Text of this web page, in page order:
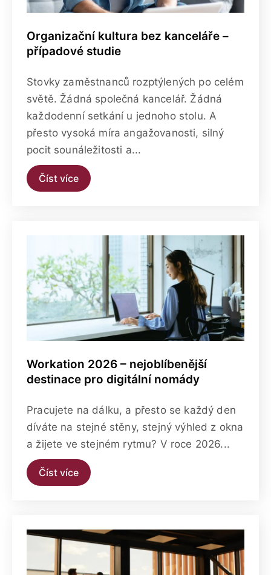
Organizační kultura bez kanceláře –
případové studie
Stovky zaměstnanců rozptýlených po celém
světě. Žádná společná kancelář. Žádná
každodenní setkání u jednoho stolu. A
přesto vysoká míra angažovanosti, silný
pocit sounáležitosti a...
Číst více
Workation 2026 – nejoblíbenější
destinace pro digitální nomády
Pracujete na dálku, a přesto se každý den
díváte na stejné stěny, stejný výhled z okna
a žijete ve stejném rytmu? V roce 2026...
Číst více